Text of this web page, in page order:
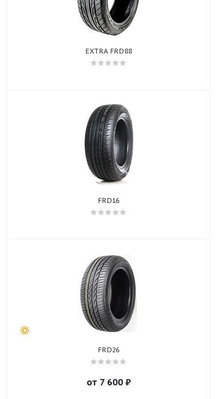
EXTRA FRD88
FRD16
FRD26
от 7 600₽